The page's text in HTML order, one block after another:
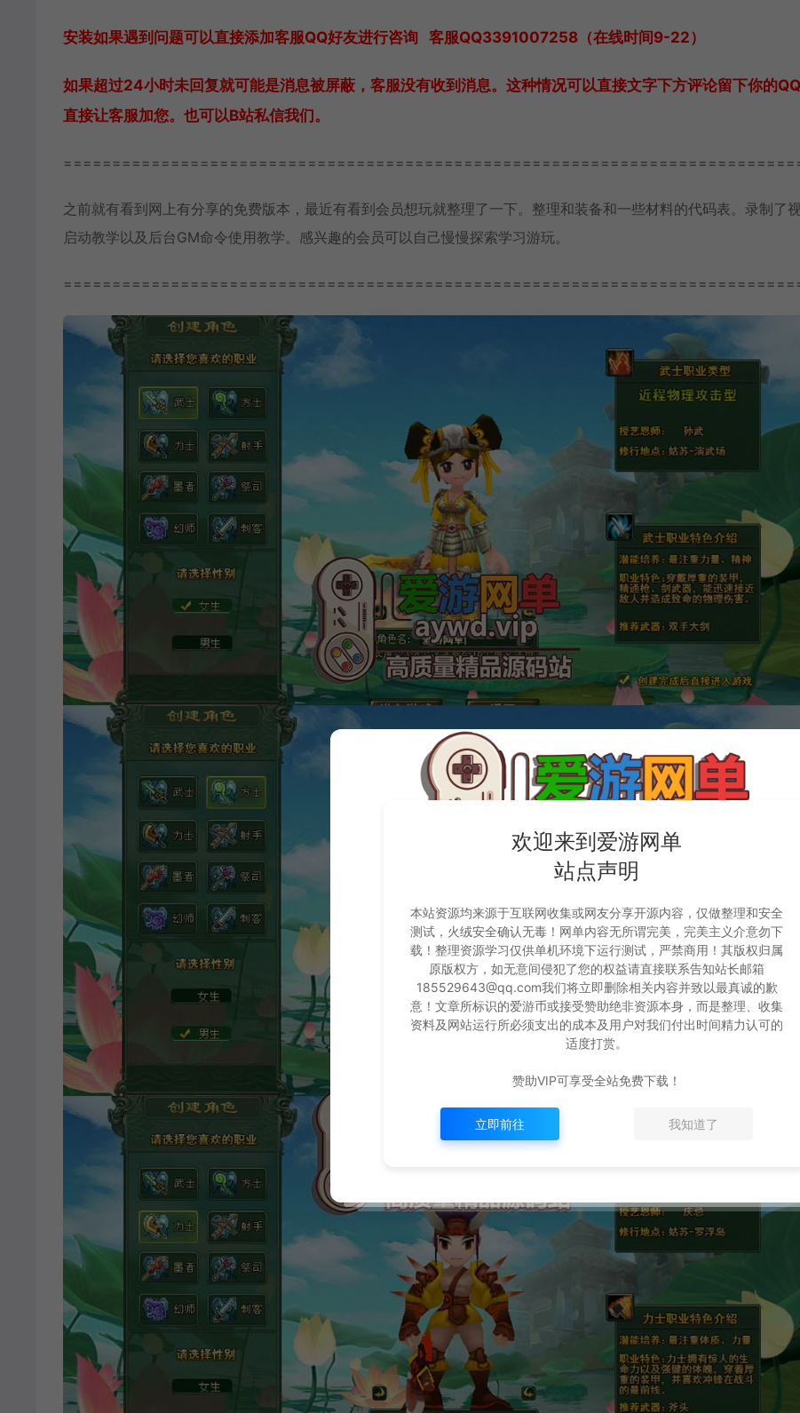
安装如果遇到问题可以直接添加客服QQ好友进行咨询 客服QQ3391007258（在线时间9-22）
如果超过24小时未回复就可能是消息被屏蔽，客服没有收到消息。这种情况可以直接文字下方评论留下你的QQ
直接让客服加您。也可以B站私信我们。
之前就有看到网上有分享的免费版本，最近有看到会员想玩就整理了一下。整理和装备和一些材料的代码表。录制了
启动教学以及后台GM命令使用教学。感兴趣的会员可以自己慢慢探索学习游玩。
欢迎来到爱游网单
站点声明
本站资源均来源于互联网收集或网友分享开源内容，仅做整理和安全
测试，火绒安全确认无毒！网单内容无所谓完美，完美主义介意勿下
载！整理资源学习仅供单机环境下运行测试，严禁商用！其版权归属
原版权方，如无意间侵犯了您的权益请直接联系告知站长邮箱
185529643@qq.com我们将立即删除相关内容并致以最真诚的歉
意！文章所标识的爱游币或接受赞助绝非资源本身，而是整理、收集
资料及网站运行所必须支出的成本及用户对我们付出时间精力认可的
适度打赏。
赞助VIP可享受全站免费下载！
立即前往 我知道了